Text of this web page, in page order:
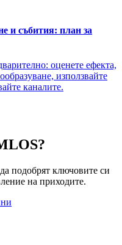
и събития: план за
оценете ефекта,
използвайте
каналите.
подобрят ключовите си
на приходите.